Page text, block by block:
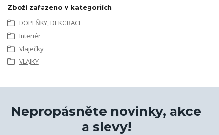
Zboží zařazeno v kategoriích
DOPLŇKY, DEKORACE
Interiér
Vlaječky
VLAJKY
Nepropásněte novinky, akce
a slevy!